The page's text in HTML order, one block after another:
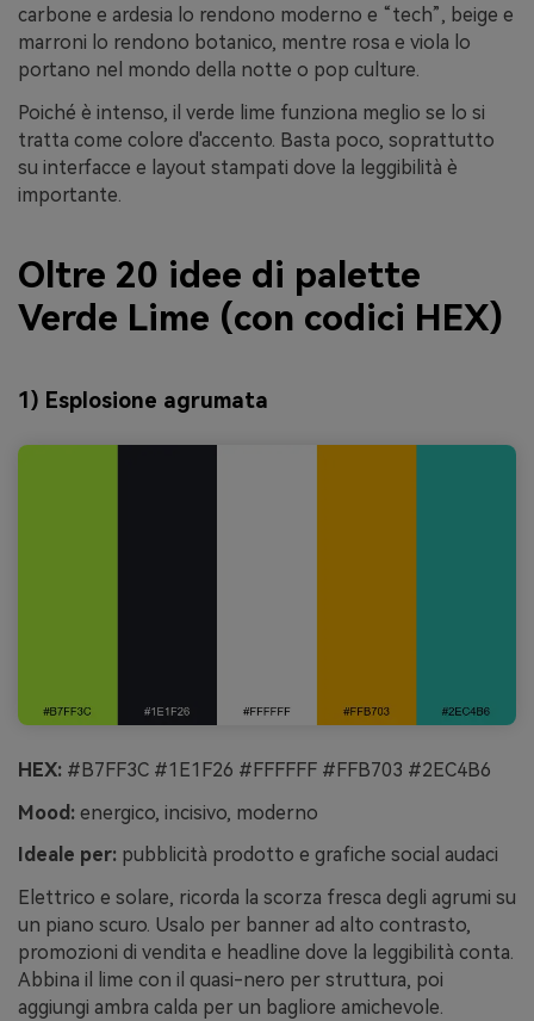
carbone e ardesia lo rendono moderno e “tech”, beige e
marroni lo rendono botanico, mentre rosa e viola lo
portano nel mondo della notte o pop culture.
Poiché è intenso, il verde lime funziona meglio se lo si
tratta come colore d'accento. Basta poco, soprattutto
su interfacce e layout stampati dove la leggibilità è
importante.
Oltre 20 idee di palette
Verde Lime (con codici HEX)
1) Esplosione agrumata
HEX: #B7FF3C #1E1F26 #FFFFFF #FFB703 #2EC4B6
Mood: energico, incisivo, moderno
Ideale per: pubblicità prodotto e grafiche social audaci
Elettrico e solare, ricorda la scorza fresca degli agrumi su
un piano scuro. Usalo per banner ad alto contrasto,
promozioni di vendita e headline dove la leggibilità conta.
Abbina il lime con il quasi-nero per struttura, poi
aggiungi ambra calda per un bagliore amichevole.